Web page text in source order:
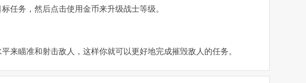
任务，然后点击使用金币来升级战士等级。
来瞄准和射击敌人，这样你就可以更好地完成摧毁敌人的任务。